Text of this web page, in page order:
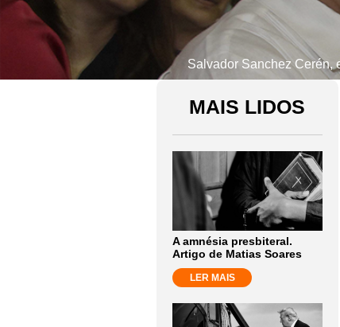
Salvador Sanchez Cerén,
MAIS LIDOS
A amnésia presbiteral.
Artigo de Matias Soares
LER MAIS